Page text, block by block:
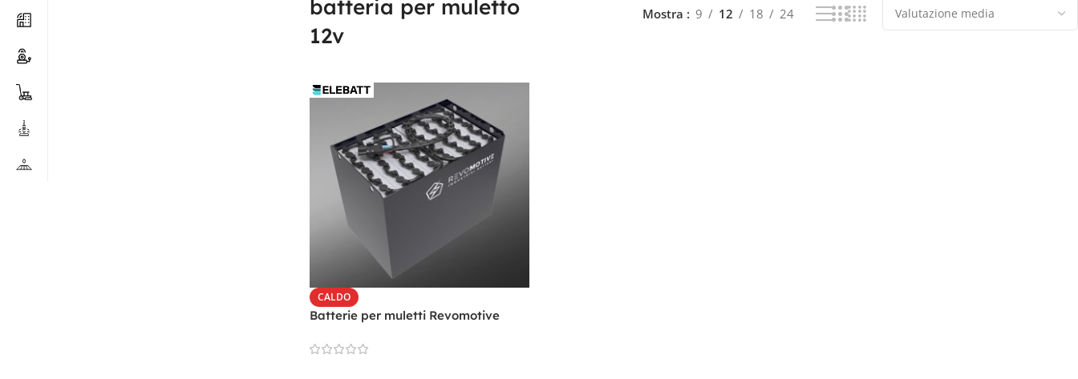
batteria per muletto
12v
Mostra 9 12 18 24
CALDO
Batterie per muletti Revomotive